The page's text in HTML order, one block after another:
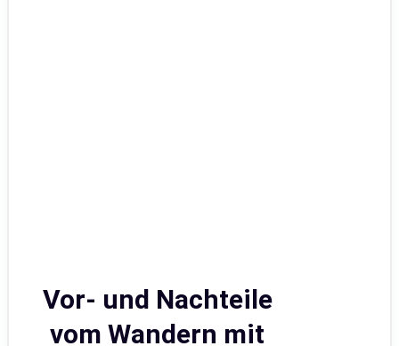
Vor- und Nachteile
vom Wandern mit